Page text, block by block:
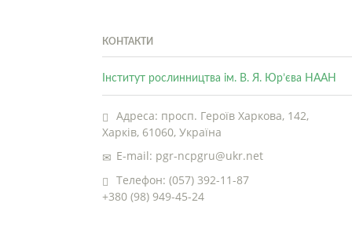
КОНТАКТИ
Інститут рослинництва ім. В. Я. Юр’єва НААН
Адреса: просп. Героїв Харкова, 142,
Харків, 61060, Україна
E-mail: pgr-ncpgru@ukr.net
Телефон: (057) 392-11-87
+380 (98) 949-45-24